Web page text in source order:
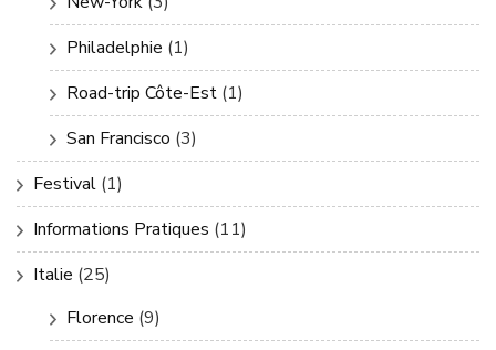
Philadelphie (1)
Road-trip Côte-Est (1)
San Francisco (3)
Festival (1)
Informations Pratiques (11)
Italie (25)
Florence (9)